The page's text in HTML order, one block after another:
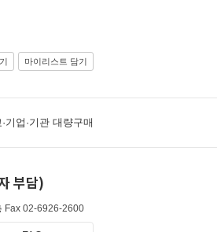
마이리스트 담기
기업·기관 대량구매
부담)
Fax 02-6926-2600